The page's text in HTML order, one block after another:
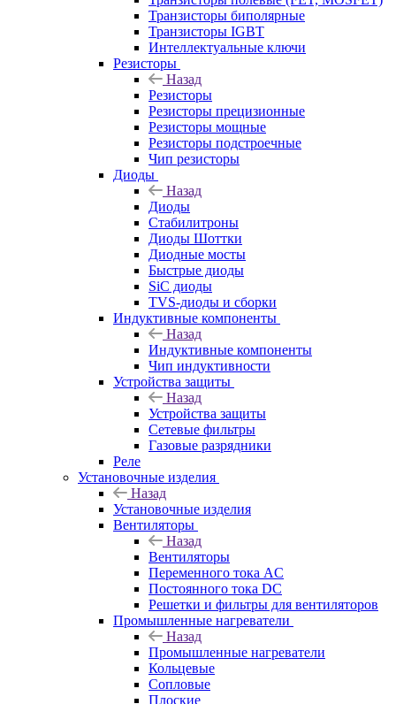
Транзисторы биполярные
Транзисторы IGBT
Интеллектуальные ключи
Резисторы
Назад
Резисторы
Резисторы прецизионные
Резисторы мощные
Резисторы подстроечные
Чип резисторы
Диоды
Назад
Диоды
Стабилитроны
Диоды Шоттки
Диодные мосты
Быстрые диоды
SiC диоды
TVS-диоды и сборки
Индуктивные компоненты
Назад
Индуктивные компоненты
Чип индуктивности
Устройства защиты
Назад
Устройства защиты
Сетевые фильтры
Газовые разрядники
Реле
Установочные изделия
Назад
Установочные изделия
Вентиляторы
Назад
Вентиляторы
Переменного тока AC
Постоянного тока DC
Решетки и фильтры для вентиляторов
Промышленные нагреватели
Назад
Промышленные нагреватели
Кольцевые
Сопловые
Плоские